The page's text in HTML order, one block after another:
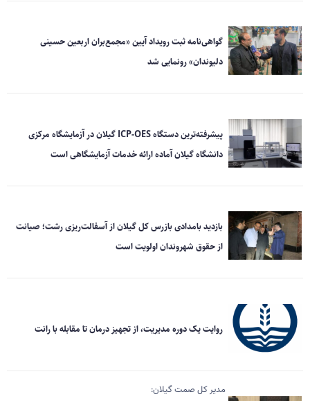
گواهی‌نامه ثبت رویداد آیین «مجمع‌بران اربعین حسینی
دلیوندان» رونمایی شد
پیشرفته‌ترین دستگاه ICP-OES گیلان در آزمایشگاه مرکزی
دانشگاه گیلان آماده ارائه خدمات آزمایشگاهی است
بازدید بامدادی بازرس کل گیلان از آسفالت‌ریزی رشت؛ صیانت
از حقوق شهروندان اولویت است
روایت یک دوره مدیریت، از تجهیز درمان تا مقابله با رانت
مدیر کل صمت گیلان: